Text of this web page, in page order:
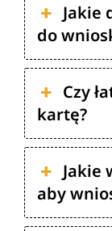
Jakie
do
Czy
kartę?
Jakie
aby